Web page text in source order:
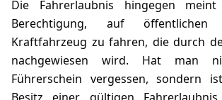
Die Fahrerlaubnis hingegen
Berechtigung, auf
Kraftfahrzeug zu fahren, die durch
nachgewiesen wird. Hat man
Führerschein vergessen, sondern